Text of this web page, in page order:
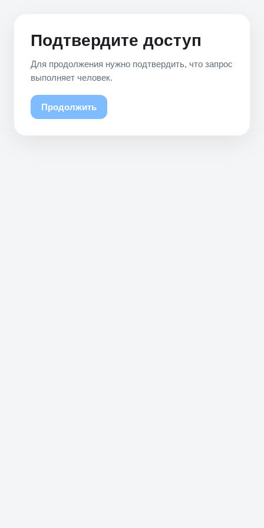
Подтвердите доступ
Для продолжения нужно подтвердить, что запрос
выполняет человек.
Продолжить